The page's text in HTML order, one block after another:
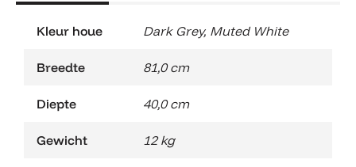
Kleur houe Dark Grey, Muted White
Breedte 81,0 cm
Diepte 40,0 cm
Gewicht 12 kg